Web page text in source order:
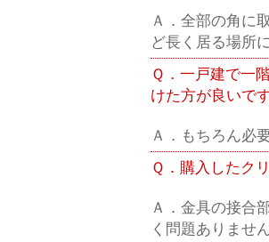
Ａ．全部の角に
ど長く居る場所
Ｑ．一戸建で一
けた方が良いで
Ａ．もちろん必
Ｑ．購入したク
Ａ．金具の接合
く問題ありませ